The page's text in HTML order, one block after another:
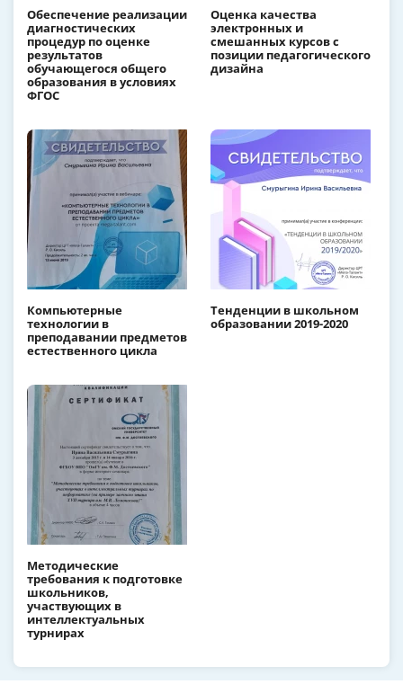
Обеспечение реализации
диагностических
процедур по оценке
результатов
обучающегося общего
образования в условиях
ФГОС
Оценка качества
электронных и
смешанных курсов с
позиции педагогического
дизайна
Компьютерные
технологии в
преподавании предметов
естественного цикла
Тенденции в школьном
образовании 2019-2020
Методические
требования к подготовке
школьников,
участвующих в
интеллектуальных
турнирах